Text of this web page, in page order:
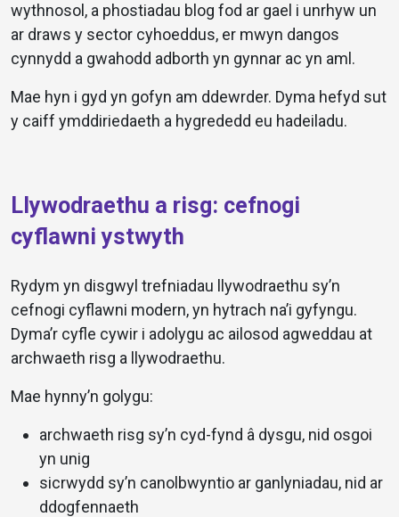
wythnosol, a phostiadau blog fod ar gael i unrhyw un
ar draws y sector cyhoeddus, er mwyn dangos
cynnydd a gwahodd adborth yn gynnar ac yn aml.
Mae hyn i gyd yn gofyn am ddewrder. Dyma hefyd sut
y caiff ymddiriedaeth a hygrededd eu hadeiladu.
Llywodraethu a risg: cefnogi
cyflawni ystwyth
Rydym yn disgwyl trefniadau llywodraethu sy’n
cefnogi cyflawni modern, yn hytrach na’i gyfyngu.
Dyma’r cyfle cywir i adolygu ac ailosod agweddau at
archwaeth risg a llywodraethu.
Mae hynny’n golygu:
archwaeth risg sy’n cyd-fynd â dysgu, nid osgoi
yn unig
sicrwydd sy’n canolbwyntio ar ganlyniadau, nid ar
ddogfennaeth